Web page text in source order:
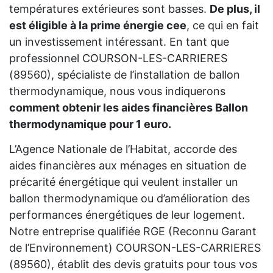
températures extérieures sont basses. De plus, il
est éligible à la prime énergie cee, ce qui en fait
un investissement intéressant. En tant que
professionnel COURSON-LES-CARRIERES
(89560), spécialiste de l’installation de ballon
thermodynamique, nous vous indiquerons
comment obtenir les aides financières Ballon
thermodynamique pour 1 euro.
L’Agence Nationale de l’Habitat, accorde des
aides financières aux ménages en situation de
précarité énergétique qui veulent installer un
ballon thermodynamique ou d’amélioration des
performances énergétiques de leur logement.
Notre entreprise qualifiée RGE (Reconnu Garant
de l’Environnement) COURSON-LES-CARRIERES
(89560), établit des devis gratuits pour tous vos